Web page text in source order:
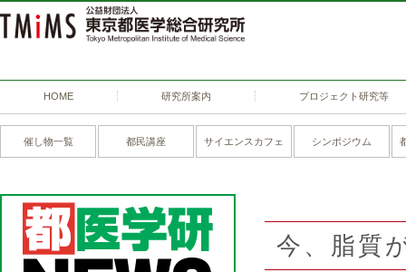
HOME 研究所案内 プロジェクト研究等
催し物一覧 都民講座 サイエンスカフェ シンポジウム
今、脂質